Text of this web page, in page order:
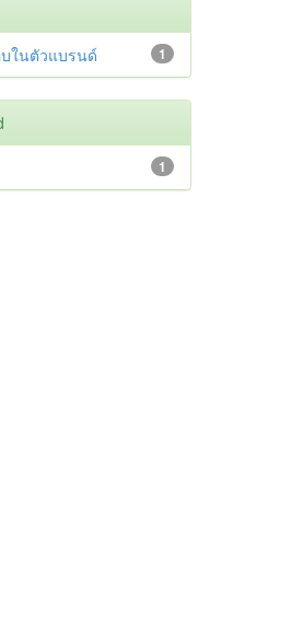
1
ในตัวแบรนด์
1